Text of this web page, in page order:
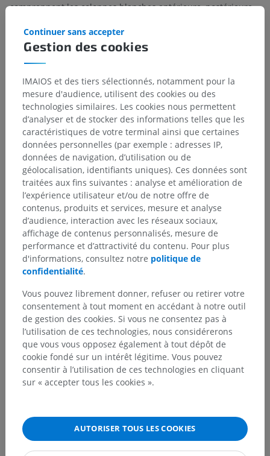
comprennent les colonnes blanches antérieure, postérieure
Autour de la substance grise se trouvent les tractus de
substance blanche ou faisceaux, qui sont divisés en colonnes
antérieure, postérieure et latérale. Les
antérieure et latéralede la moelle sacrale sont similaires à
celles des autres régions spinales et transmettent des
informations à la fois ascendantes et descendantes.
Cependant, une caractéristique notable de lacolonne
blanche postérieureest l'absence du faisceau cunéiforme, un
tractus qui transmet les sensations (vibratoires,
proprioceptives et de discrimination tactile à deux points) en
provenance des membres supérieurs. Lemuscle gracile, en
revanche, qui transmet des informations similaires en
provenance des membres inférieurs, est présent sur toute la
longueur de la moelle spinale et peut donc être observé dans
partie sacrale de la moelle spinale.
La traduction est incorrecte ? SIGNALER
Références
Snell, R.S. (2010). ‘Chapter 4: The Spinal Cord and the Ascending and
Descending Tracts, inClinical Neuroanatomy. (7th ed.) Philadelphia:
Wolters Kluwer Health/Lippincott Williams & Wilkins, pp. 137-139.
Anatomie humaine 2
Gestion des cookies
Continuer sans accepter
IMAIOS et des tiers sélectionnés, notamment pour la
mesure d'audience, utilisent des cookies ou des
technologies similaires. Les cookies nous permettent
d’analyser et de stocker des informations telles que les
caractéristiques de votre terminal ainsi que certaines
données personnelles (par exemple : adresses IP,
données de navigation, d’utilisation ou de
géolocalisation, identifiants uniques). Ces données sont
traitées aux fins suivantes : analyse et amélioration de
l’expérience utilisateur et/ou de notre offre de
contenus, produits et services, mesure et analyse
d’audience, interaction avec les réseaux sociaux,
affichage de contenus personnalisés, mesure de
performance et d’attractivité du contenu. Pour plus
d'informations, consultez notre politique de
confidentialité.
Vous pouvez librement donner, refuser ou retirer votre
consentement à tout moment en accédant à notre outil
de gestion des cookies. Si vous ne consentez pas à
l’utilisation de ces technologies, nous considérerons
que vous vous opposez également à tout dépôt de
cookie fondé sur un intérêt légitime. Vous pouvez
consentir à l’utilisation de ces technologies en cliquant
sur « accepter tous les cookies ».
AUTORISER TOUS LES COOKIES